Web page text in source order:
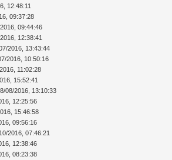
12:48:11
09:37:28
09:44:46
12:38:41
2016, 13:43:44
2016, 10:50:16
11:02:28
15:52:41
08/2016, 13:10:33
12:25:56
15:46:58
09:56:16
2016, 07:46:21
12:38:46
08:23:38